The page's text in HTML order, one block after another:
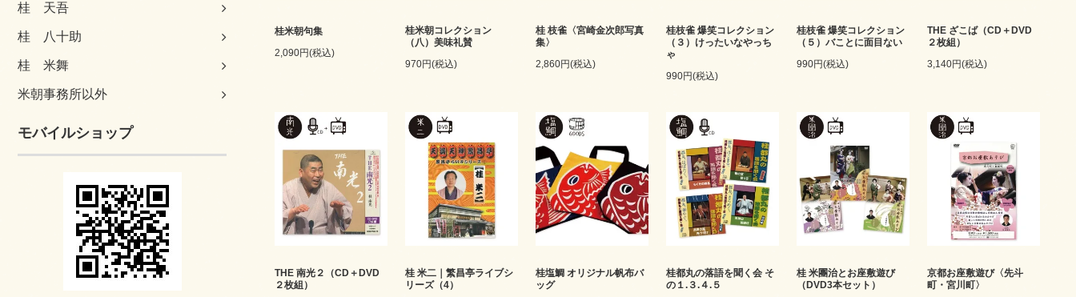
桂 天吾
桂 八十助
桂 米舞
米朝事務所以外
モバイルショップ
桂米朝句集
2,090円(税込)
桂米朝コレクション
（八）美味礼賛
970円(税込)
桂 枝雀〈宮崎金次郎写真
集〉
2,860円(税込)
桂枝雀 爆笑コレクション
（３）けったいなやっち
ゃ
990円(税込)
桂枝雀 爆笑コレクション
（５）バことに面目ない
990円(税込)
THE ざこば（CD＋DVD
２枚組）
3,140円(税込)
THE 南光２（CD＋DVD
２枚組）
桂 米二｜繁昌亭ライブシ
リーズ（4）
桂塩鯛 オリジナル帆布バ
ッグ
桂都丸の落語を聞く会 そ
の１.３.４.５
桂 米團治とお座敷遊び
（DVD3本セット）
京都お座敷遊び〈先斗
町・宮川町〉